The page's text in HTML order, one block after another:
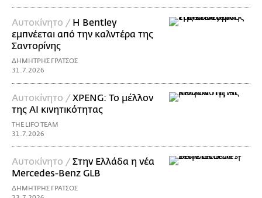
Αυτοκίνητο / Η Bentley
εμπνέεται από την καλντέρα της
Σαντορίνης
ΔΗΜΗΤΡΗΣ ΓΡΑΤΣΟΣ
31.7.2026
Αυτοκίνητο /XPENG: Το μέλλον
της AI κινητικότητας
THE LIFO TEAM
31.7.2026
Αυτοκίνητο /Στην Ελλάδα η νέα
Mercedes-Benz GLB
ΔΗΜΗΤΡΗΣ ΓΡΑΤΣΟΣ